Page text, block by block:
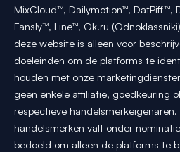
MixCloud™, Dailymotion™, DatPiff™,
Fansly™, Line™, Ok.ru
deze website is alleen voor
doeleinden om de platforms te
houden met onze
geen enkele affiliatie, goedkeuring
respectieve
handelsmerken valt onder
bedoeld om alleen de platforms te